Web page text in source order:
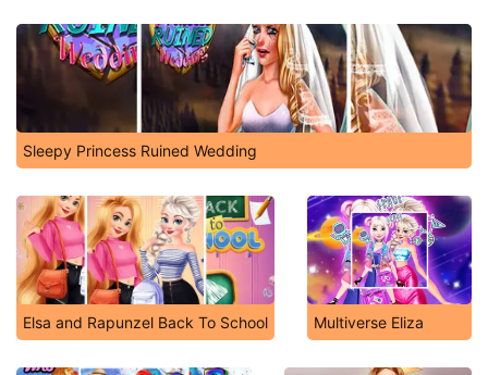
Sleepy Princess Ruined Wedding
Elsa and Rapunzel Back To School Multiverse Eliza